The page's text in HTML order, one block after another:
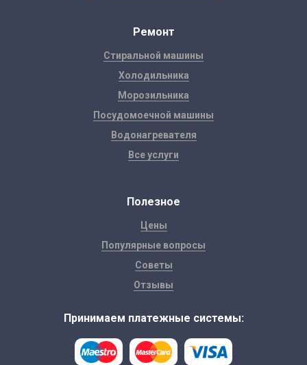
Ремонт
Стиральной машины
Холодильника
Морозильника
Посудомоечной машины
Водонагревателя
Все услуги
Полезное
Цены
Популярные вопросы
Советы
Отзывы
Принимаем платежные системы: